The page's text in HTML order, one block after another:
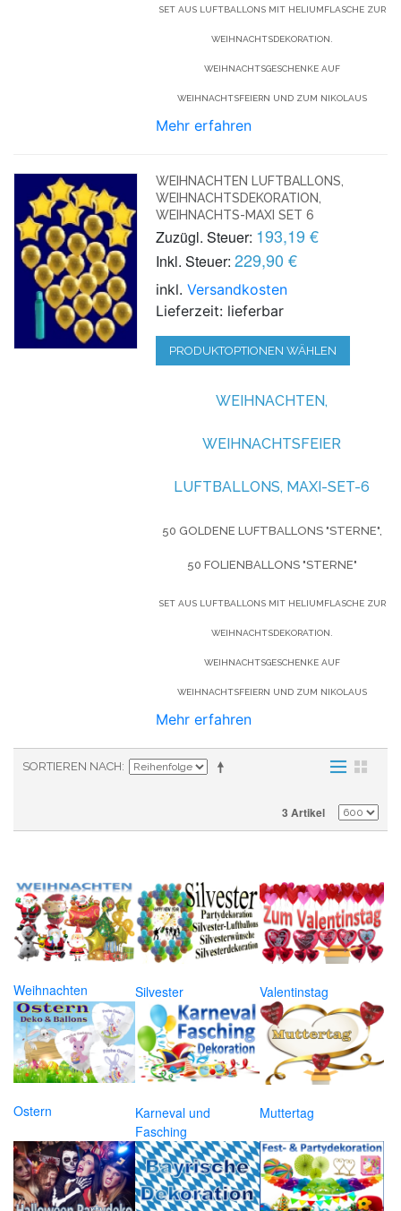
SET AUS LUFTBALLONS MIT HELIUMFLASCHE ZUR
WEIHNACHTSDEKORATION.
WEIHNACHTSGESCHENKE AUF
WEIHNACHTSFEIERN UND ZUM NIKOLAUS
Mehr erfahren
WEIHNACHTEN LUFTBALLONS,
WEIHNACHTSDEKORATION,
WEIHNACHTS-MAXI SET 6
Zuzügl. Steuer: 193,19 €
Inkl. Steuer: 229,90 €
inkl.Versandkosten
Lieferzeit: lieferbar
PRODUKTOPTIONEN WÄHLEN
WEIHNACHTEN,
WEIHNACHTSFEIER
LUFTBALLONS, MAXI-SET-6
50 GOLDENE LUFTBALLONS "STERNE",
50 FOLIENBALLONS "STERNE"
SET AUS LUFTBALLONS MIT HELIUMFLASCHE ZUR
WEIHNACHTSDEKORATION.
WEIHNACHTSGESCHENKE AUF
WEIHNACHTSFEIERN UND ZUM NIKOLAUS
Mehr erfahren
SORTIEREN NACH
3 Artikel
Weihnachten Silvester Valentinstag
Ostern
Karneval und
Fasching
Muttertag